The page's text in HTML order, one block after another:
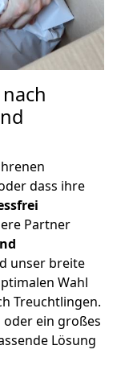
dass ihre
Partner
unser breite
Wahl
Treuchtlingen.
oder ein großes
Lösung